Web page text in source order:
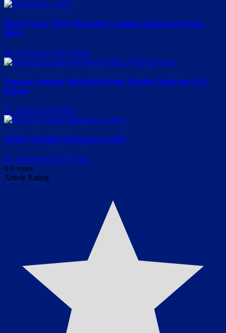
Black Friday 2024: Die besten Gaming Angebote auf einen
Blick
29. November 2024 Stefan
Amazon Angebot SteelSeries Prime Wireless Maus mit 52%
Rabatt
11. Januar 2024 Stefan
Welche Gaming Maus passt zu mir?
29. November 2023 Stefan
0 0 votes
Article Rating